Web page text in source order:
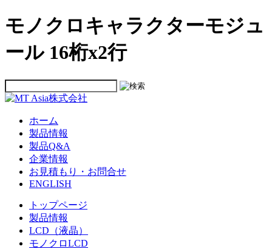
モノクロキャラクターモジュ
ール 16桁x2行
ホーム
製品情報
製品Q&A
企業情報
お見積もり・お問合せ
ENGLISH
トップページ
製品情報
LCD（液晶）
モノクロLCD